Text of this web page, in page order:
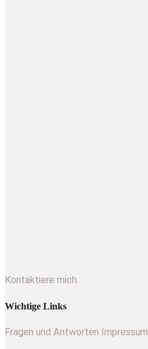
Kontaktiere mich
Wichtige Links
Fragen und Antworten Impressum